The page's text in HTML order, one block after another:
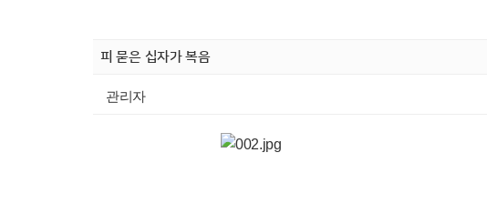
피 묻은 십자가 복음
관리자